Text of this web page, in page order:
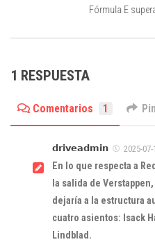
Fórmula E
1 RESPUESTA
Comentarios 1
𝗱𝗿𝗶𝘃𝗲𝗮𝗱𝗺𝗶𝗻 2025-
En lo que respecta a
la salida de
dejaría a la estructura
cuatro asientos: Isack
Lindblad.